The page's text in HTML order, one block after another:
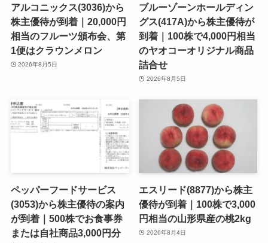
アルコニックス(3036)から
株主優待が到着｜20,000円
相当のフルーツ頒布会、第
1便はクラウンメロン
2026年8月5日
ブルーゾーンホールディン
グス(417A)から株主優待が
到着｜100株で4,000円相当
のヤオコーオリジナル商品
詰合せ
2026年8月5日
ペッパーフードサービス
(3053)から株主優待の案内
が到着｜500株でお食事券
または自社商品3,000円分
エスリード(8877)から株主
優待が到着｜100株で3,000
円相当の山形県産の桃2kg
2026年8月4日